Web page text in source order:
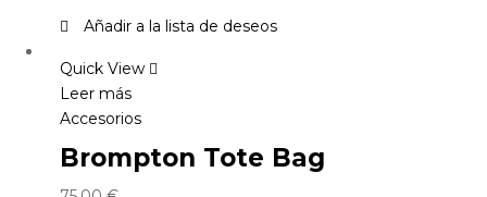
Añadir a la lista de deseos
Quick View
Leer más
Accesorios
Brompton Tote Bag